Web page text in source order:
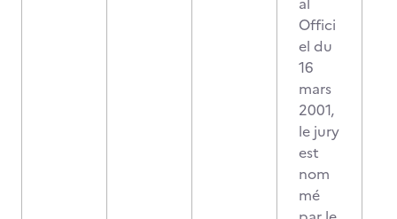
Offici
el du
16
mars
2001,
le jury
est
nom
mé